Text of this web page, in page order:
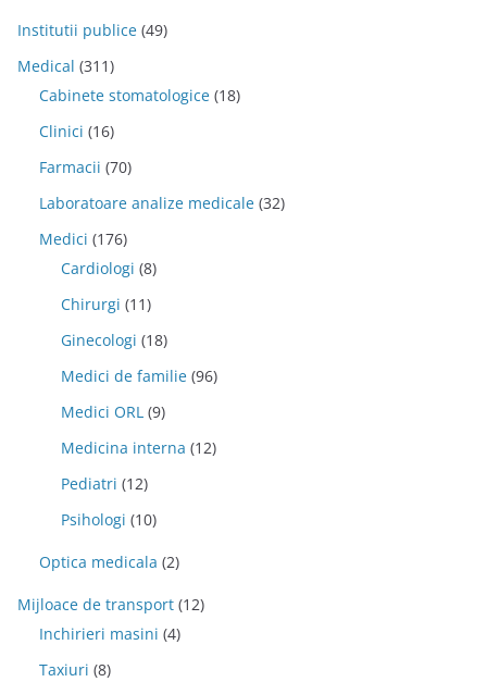
Institutii publice (49)
Medical (311)
Cabinete stomatologice (18)
Clinici (16)
Farmacii (70)
Laboratoare analize medicale (32)
Medici (176)
Cardiologi (8)
Chirurgi (11)
Ginecologi (18)
Medici de familie (96)
Medici ORL (9)
Medicina interna (12)
Pediatri (12)
Psihologi (10)
Optica medicala (2)
Mijloace de transport (12)
Inchirieri masini (4)
Taxiuri (8)